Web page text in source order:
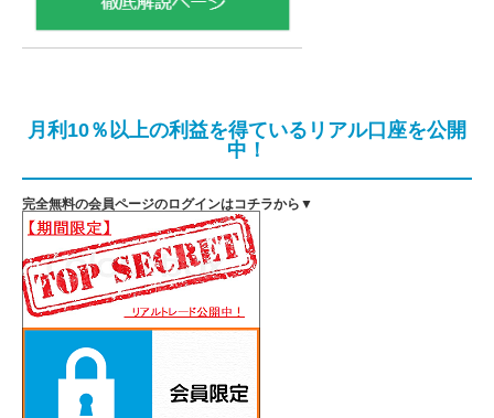
月利10％以上の利益を得ているリアル口座を公開
中！
完全無料の会員ページのログインはコチラから▼